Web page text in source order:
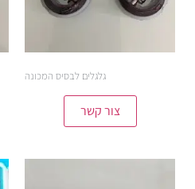
גלגלים לבסיס המכונה
צור קשר